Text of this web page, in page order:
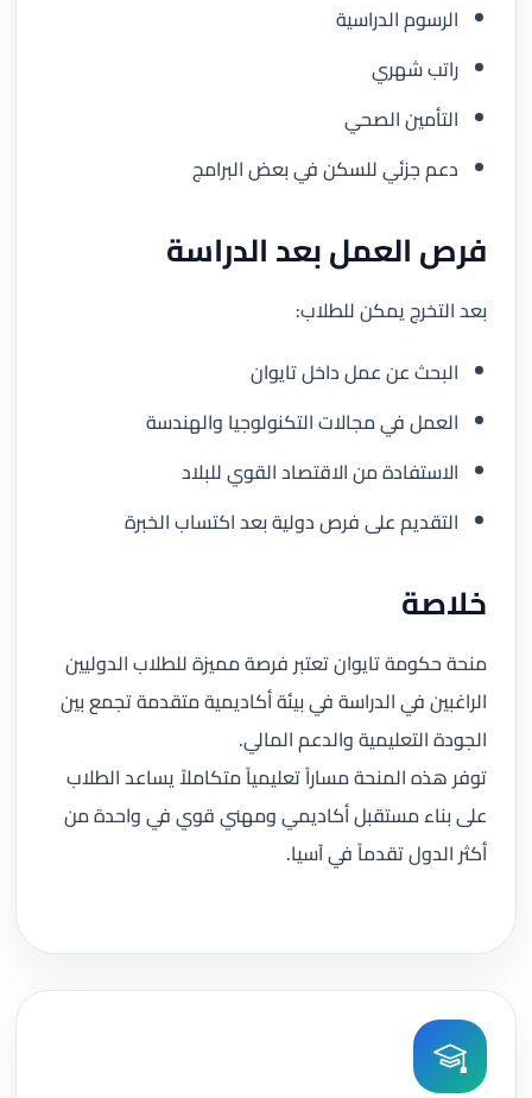
الرسوم الدراسية
راتب شهري
التأمين الصحي
دعم جزئي للسكن في بعض البرامج
فرص العمل بعد الدراسة
بعد التخرج يمكن للطلاب:
البحث عن عمل داخل تايوان
العمل في مجالات التكنولوجيا والهندسة
الاستفادة من الاقتصاد القوي للبلاد
التقديم على فرص دولية بعد اكتساب الخبرة
خلاصة
منحة حكومة تايوان تعتبر فرصة مميزة للطلاب الدوليين
الراغبين في الدراسة في بيئة أكاديمية متقدمة تجمع بين
الجودة التعليمية والدعم المالي.
توفر هذه المنحة مساراً تعليمياً متكاملاً يساعد الطلاب
على بناء مستقبل أكاديمي ومهني قوي في واحدة من
أكثر الدول تقدماً في آسيا.